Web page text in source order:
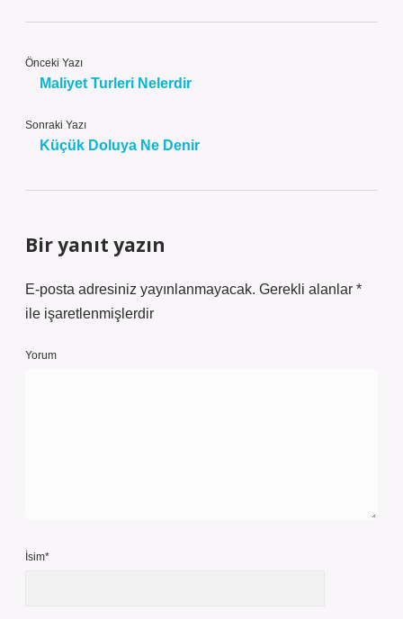
Önceki Yazı
Maliyet Turleri Nelerdir
Sonraki Yazı
Küçük Doluya Ne Denir
Bir yanıt yazın
E-posta adresiniz yayınlanmayacak. Gerekli alanlar *
ile işaretlenmişlerdir
Yorum
İsim*